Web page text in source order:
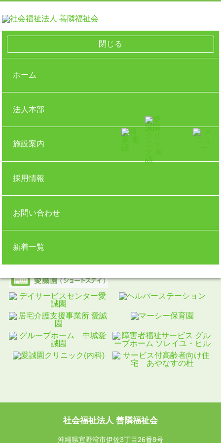
閉じる
ホーム
法人本部
施設案内
採用情報
お問い合わせ
新着一覧
社会福祉法人 善隣福祉会 愛誠園 TOP
新着一覧
2019.02.05
その他の新着一覧
2026.06.19
【グループホーム 愛誠園】中城グループホームだより R8.5 月
令和8年度 社会福祉法人 善隣福祉会 愛誠園 辞令交付式
2026.05.11
2026.04.01
2026.03.23
新着一覧へ
社会福祉法人 善隣福祉会
沖縄県宜野湾市伊佐3丁目26番8号